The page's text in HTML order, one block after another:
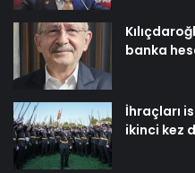
banka
İhraçları
ikinci kez